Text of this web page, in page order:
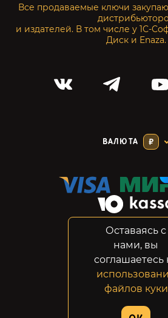
Все продаваемые ключи
и издателей. В том числе у 1С-
Диск и Enaza.
ВАЛЮТА ₽
Возвраты
Правовая
© 2014-2026
Оставаясь с
нами, вы
соглашаетесь
файлов куки